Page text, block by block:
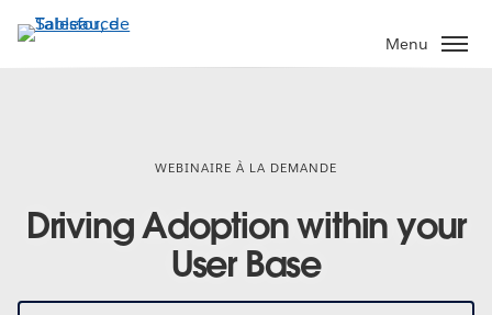
Aller
au
Menu
WEBINAIRE À LA DEMANDE
Driving Adoption within your
User Base